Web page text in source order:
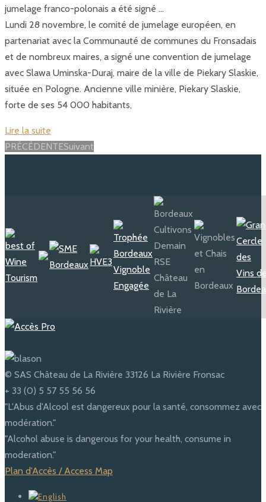
jumelage franco-polonais a été signé …
Lundi 28 novembre, le comité de jumelage européen, en
partenariat avec la Communauté de communes du Fronsadais
et de nombreux maires, a signé une convention de jumelage
avec Slawa Uminska-Duraj, maire de la ville de Piekary Slaskie,
située en Pologne. Ancienne ville minière, Piekary Slaskie,
forte de ses 54 000 habitants,
Lire la suite
Posts
PRÉCÉDENTESuivant
© SAS Château de La Rivière 33126 La Rivière Fronsac
+ 33 (0) 5 57 55 56 56
"L'Abus d'Alcool est dangereux pour la santé, consommez avec
modération."
"Alcohol abuse is dangerous for your health, consume in
moderation."
Plan d'Accès / Access Map